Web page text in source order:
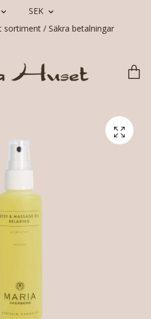
SEK
sortiment / Säkra betalningar